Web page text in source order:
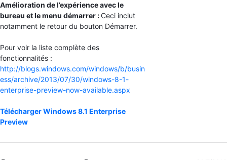
Amélioration de l’expérience avec le
bureau et le menu démarrer :Ceci inclut
notamment le retour du bouton Démarrer.
Pour voir la liste complète des
fonctionnalités :
http://blogs.windows.com/windows/b/busin
ess/archive/2013/07/30/windows-8-1-
enterprise-preview-now-available.aspx
Télécharger Windows 8.1 Enterprise
Preview